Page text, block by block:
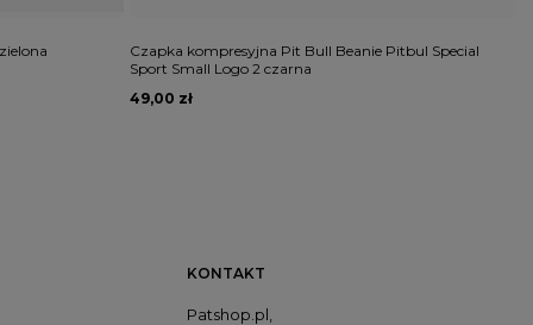
Czapka kompresyjna Pit Bull Beanie Pitbul Special
Sport Small Logo 2 czarna
49,00 zł
KONTAKT
Patshop.pl,